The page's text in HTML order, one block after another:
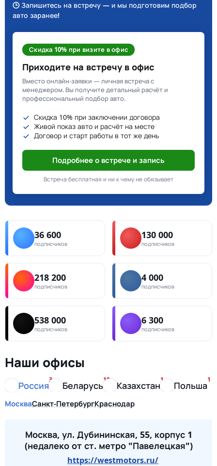
🕒 Запишитесь на встречу — и мы подготовим подбор
авто заранее!
Скидка 10% при визите в офис
Приходите на встречу в офис
Вместо онлайн-заявки — личная встреча с
менеджером. Вы получите детальный расчёт и
профессиональный подбор авто.
Скидка 10% при заключении договора
Живой показ авто и расчёт на месте
Договор и старт работы в тот же день
Подробнее о встрече и запись
Встреча бесплатная и ни к чему не обязывает
36 600
подписчиков
130 000
подписчиков
218 200
подписчиков
4 000
подписчиков
538 000
подписчиков
6 300
подписчиков
Наши офисы
Россия
3
Беларусь
10
Казахстан
1
Польша
1
МоскваСанкт-ПетербургКраснодар
Москва, ул. Дубининская, 55, корпус 1
(недалеко от ст. метро "Павелецкая")
https://westmotors.ru/